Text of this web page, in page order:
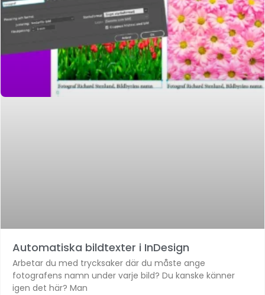
Automatiska bildtexter i InDesign
Arbetar du med trycksaker där du måste ange
fotografens namn under varje bild? Du kanske känner
igen det här? Man